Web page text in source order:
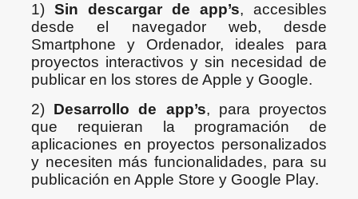
1) Sin descargar de app’s, accesibles
desde el navegador web, desde
Smartphone y Ordenador, ideales para
proyectos interactivos y sin necesidad de
publicar en los stores de Apple y Google.
2) Desarrollo de app’s, para proyectos
que requieran la programación de
aplicaciones en proyectos personalizados
y necesiten más funcionalidades, para su
publicación en Apple Store y Google Play.